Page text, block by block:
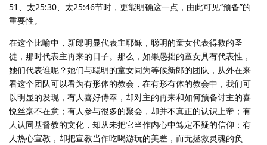
51、太25:30、太25:46节时，更能明确这一点，由此可见“预备”的
重要性。
在这个比喻中，新郎明显代表主耶稣，聪明的童女代表得救的圣
徒，那时代表主再来的日子。那么，如果愚拙的童女具有代表性，
她们代表谁呢？她们与聪明的童女同为等候新郎的团队，从外在来
看这个团队可以看为有形体的教会，在有形有体的教会中，我们可
以明显的发现，有人喜好侍奉，却对主的再来和如何预备讨主的喜
悦丝毫不在意；有人参与很多的聚会，却并不真正的认识上帝；有
人认同基督教的文化，却从未把它当作内心中笃定不疑的信仰；有
人热心宣教，却把宣教当作吃喝游玩的美差，而无拯救灵魂的负